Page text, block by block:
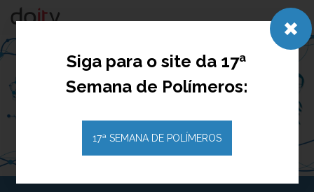
Siga para o site da 17ª
Semana de Polímeros:
17ª SEMANA DE POLÍMEROS